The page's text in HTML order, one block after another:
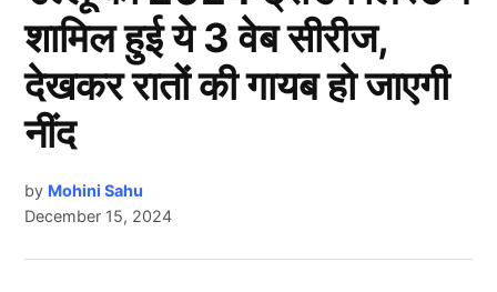
शामिल हुई ये 3 वेब सीरीज,
देखकर रातों की गायब हो जाएगी
नींद
by Mohini Sahu
December 15, 2024